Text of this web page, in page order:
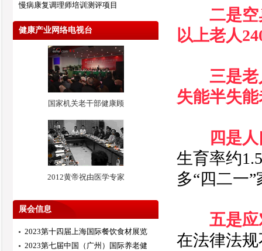
慢病康复调理师培训测评项目
健康产业网络电视台
国家机关老干部健康顾
2012黄帝祝由医学专家
展会信息
2023第十四届上海国际餐饮食材展览
2023第七届中国（广州）国际养老健
二是
以上老人
三是
失能半失
四是
生育率约
多“四二一
五是
在法律法